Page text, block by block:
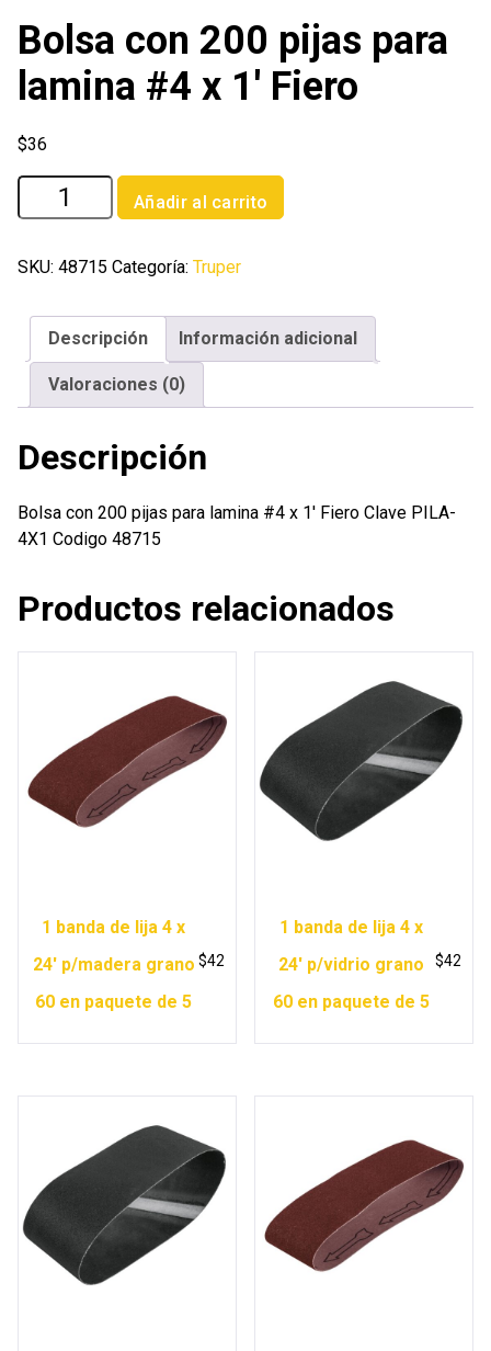
Bolsa con 200 pijas para
lamina #4 x 1′ Fiero
$36
Bolsa
con
pijas
lamina
cantidad
Añadir al carrito
SKU: 48715 Categoría: Truper
Descripción Información adicional
Valoraciones (0)
Descripción
Bolsa con 200 pijas para lamina #4 x 1′ Fiero Clave PILA-
4X1 Codigo 48715
Productos relacionados
1 banda de lija 4 x
24′ p/madera grano
60 en paquete de 5
$42
1 banda de lija 4 x
24′ p/vidrio grano
60 en paquete de 5
$42